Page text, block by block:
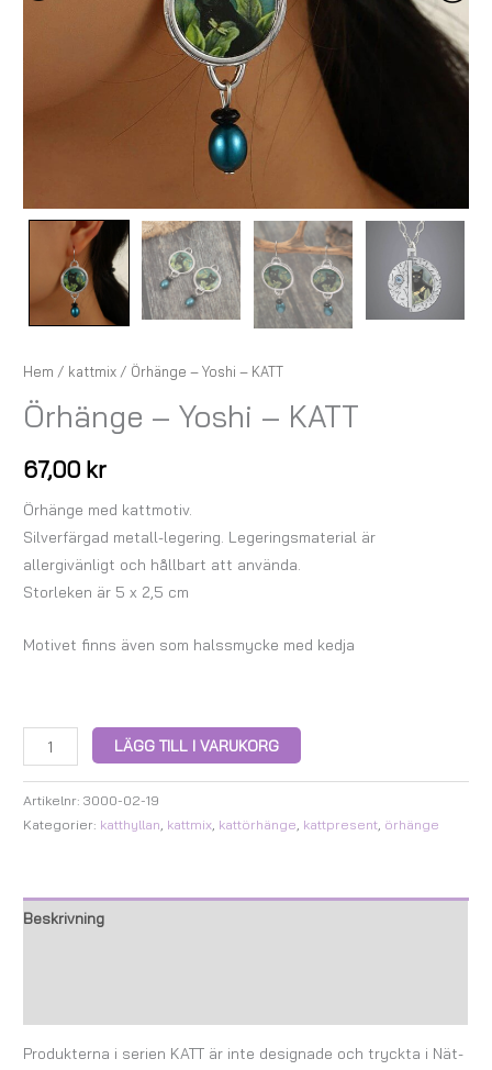
Hem / kattmix / Örhänge – Yoshi – KATT
Örhänge – Yoshi – KATT
67,00 kr
Örhänge med kattmotiv.
Silverfärgad metall-legering. Legeringsmaterial är
allergivänligt och hållbart att använda.
Storleken är 5 x 2,5 cm
Motivet finns även som halssmycke med kedja
LÄGG TILL I VARUKORG
Artikelnr:3000-02-19
Kategorier: katthyllan kattmix kattörhänge kattpresent örhänge
Beskrivning
Produkterna i serien KATT är inte designade och tryckta i Nät-